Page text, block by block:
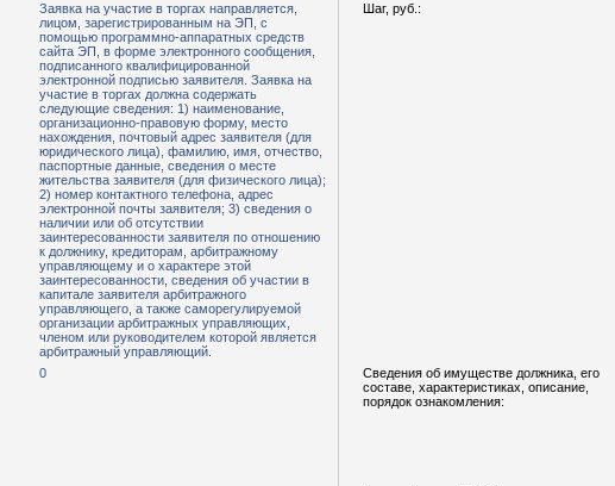
Заявка на участие в торгах направляется,
лицом, зарегистрированным на ЭП, с
помощью программно-аппаратных средств
сайта ЭП, в форме электронного сообщения,
подписанного квалифицированной
электронной подписью заявителя. Заявка на
участие в торгах должна содержать
следующие сведения: 1) наименование,
организационно-правовую форму, место
нахождения, почтовый адрес заявителя (для
юридического лица), фамилию, имя, отчество,
паспортные данные, сведения о месте
жительства заявителя (для физического лица);
2) номер контактного телефона, адрес
электронной почты заявителя; 3) сведения о
наличии или об отсутствии
заинтересованности заявителя по отношению
к должнику, кредиторам, арбитражному
управляющему и о характере этой
заинтересованности, сведения об участии в
капитале заявителя арбитражного
управляющего, а также саморегулируемой
организации арбитражных управляющих,
членом или руководителем которой является
арбитражный управляющий.
Шаг, руб.:
0
Сведения об имуществе должника, его
составе, характеристиках, описание,
порядок ознакомления: